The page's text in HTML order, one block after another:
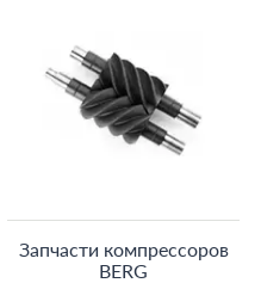
Запчасти компрессоров
BERG